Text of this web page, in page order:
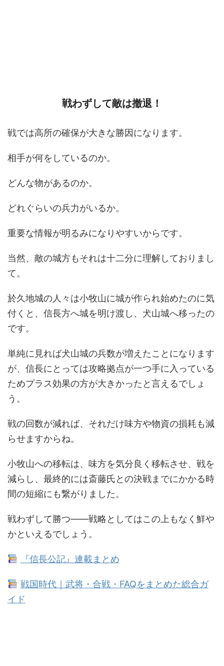
戦わずして敵は撤退！
戦では高所の確保が大きな勝因になります。
相手が何をしているのか。
どんな物があるのか。
どれぐらいの兵力がいるか。
重要な情報が明るみになりやすいからです。
当然、敵の城方もそれは十二分に理解しておりまし
て。
於久地城の人々は小牧山に城が作られ始めたのに気
付くと、信長方へ城を明け渡し、犬山城へ移ったの
です。
単純に見れば犬山城の兵数が増えたことになります
が、信長にとっては攻略拠点が一つ手に入っている
ためプラス効果の方が大きかったと言えるでしょ
う。
戦の回数が減れば、それだけ味方や物資の損耗も減
らせますからね。
小牧山への移転は、味方を気分良く移転させ、戦を
減らし、最終的には斎藤氏との決戦までにかかる時
間の短縮にも繋がりました。
戦わずして勝つ――戦略としてはこの上もなく鮮や
かといえるでしょう。
『信長公記』連載まとめ
戦国時代｜武将・合戦・FAQをまとめた総合ガ
イド